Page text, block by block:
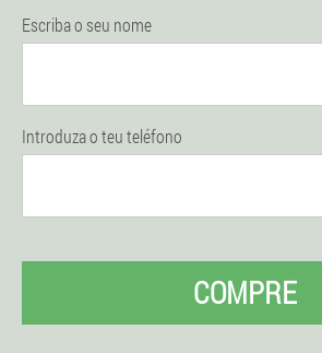
Escriba o seu nome
Introduza o teu teléfono
COMPRE